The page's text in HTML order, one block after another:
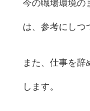
今の職場環境の
は、参考にしつ
また、仕事を
します。